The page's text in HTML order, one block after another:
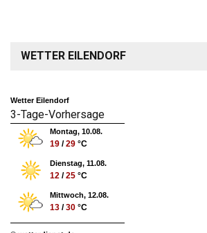
WETTER EILENDORF
Wetter Eilendorf
3-Tage-Vorhersage
Montag, 10.08.
19 /29 °C
Dienstag, 11.08.
12 /25 °C
Mittwoch, 12.08.
13 /30 °C